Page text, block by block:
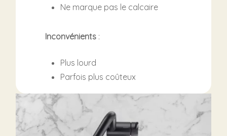
Ne marque pas le calcaire
Inconvénients:
Plus lourd
Parfois plus coûteux